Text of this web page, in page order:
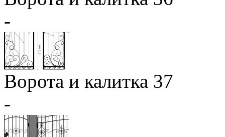
-
Ворота и калитка 37
-